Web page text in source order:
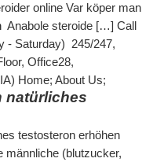
online Var köper man
Anabole steroide […] Call
- Saturday)  245/247,
Office28,
Home; About Us;
natürliches
testosteron erhöhen
männliche (blutzucker,